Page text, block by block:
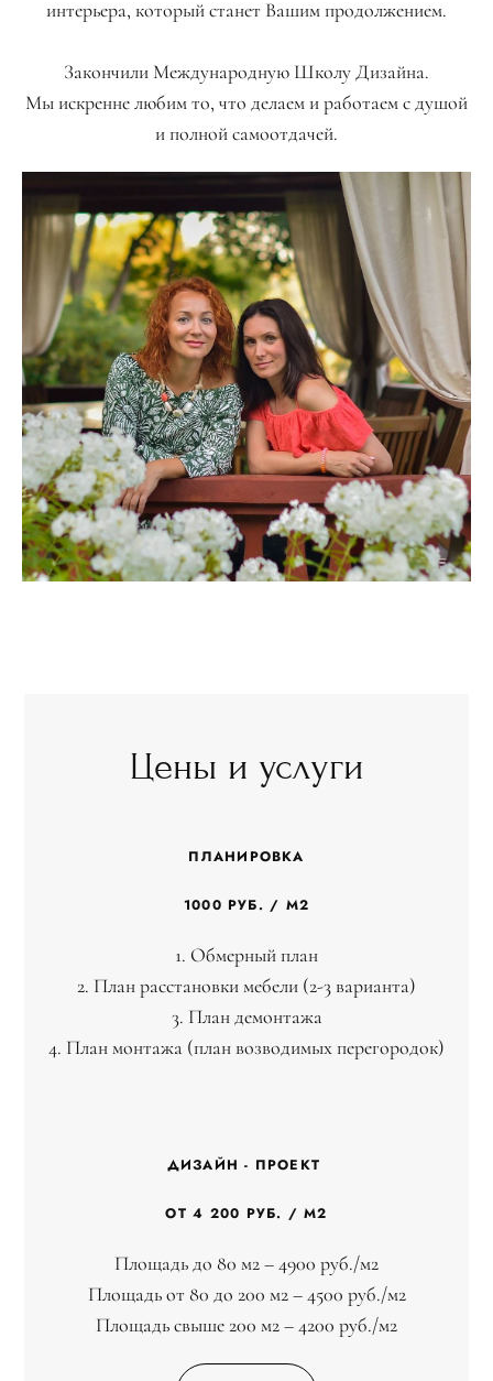
интерьера, который станет Вашим продолжением.
Закончили Международную Школу Дизайна.
Мы искренне любим то, что делаем и работаем с душой
и полной самоотдачей.
Цены и услуги
ПЛАНИРОВКА
1000 РУБ. / М2
1. Обмерный план
2. План расстановки мебели (2-3 варианта)
3. План демонтажа
4. План монтажа (план возводимых перегородок)
ДИЗАЙН - ПРОЕКТ
ОТ 4 200 РУБ. / М2
Площадь до 80 м2 – 4900 руб./м2
Площадь от 80 до 200 м2 – 4500 руб./м2
Площадь свыше 200 м2 – 4200 руб./м2